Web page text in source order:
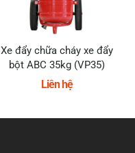
Xe đẩy chữa cháy xe đẩy
bột ABC 35kg (VP35)
Liên hệ